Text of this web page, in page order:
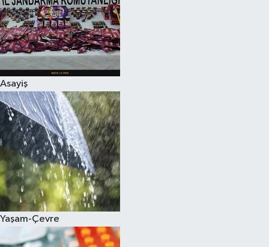
Asayiş
Yaşam-Çevre
Yaşam-Çevre